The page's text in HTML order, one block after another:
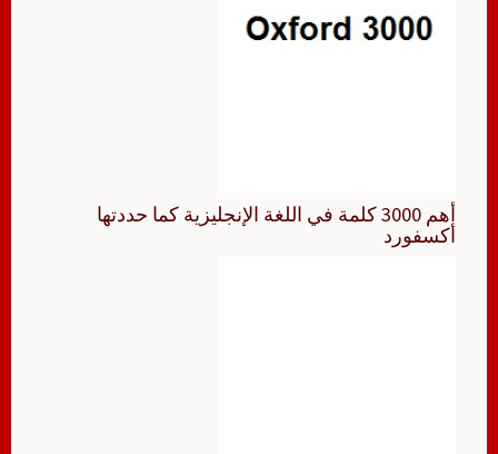
أهم 3000 كلمة في اللغة الإنجليزية كما حددتها
أكسفورد